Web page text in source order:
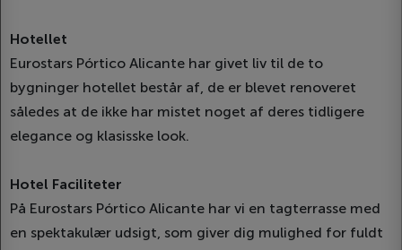
Hotellet
Eurostars Pórtico Alicante har givet liv til de to
bygninger hotellet består af, de er blevet renoveret
således at de ikke har mistet noget af deres tidligere
elegance og klasisske look.
Hotel Faciliteter
På Eurostars Pórtico Alicante har vi en tagterrasse med
en spektakulær udsigt, som giver dig mulighed for fuldt